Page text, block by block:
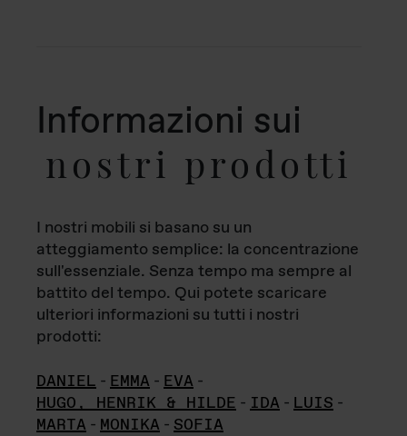
Informazioni sui
nostri prodotti
I nostri mobili si basano su un
atteggiamento semplice: la concentrazione
sull'essenziale. Senza tempo ma sempre al
battito del tempo. Qui potete scaricare
ulteriori informazioni su tutti i nostri
prodotti:
DANIEL - EMMA - EVA -
HUGO, HENRIK & HILDE - IDA - LUIS -
MARTA - MONIKA - SOFIA